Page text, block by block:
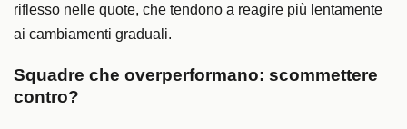
riflesso nelle quote, che tendono a reagire più lentamente
ai cambiamenti graduali.
Squadre che overperformano: scommettere
contro?